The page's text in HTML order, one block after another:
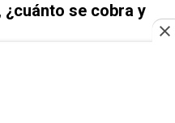
se cobra y